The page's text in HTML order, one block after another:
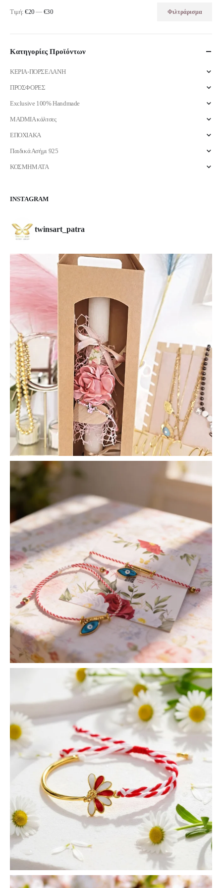
Ελάχιστη
Μέγιστη
Φιλτράρισμα
Τιμή:€20 — €30
Κατηγορίες Προϊόντων
ΚΕΡΙΑ-ΠΟΡΣΕΛΑΝΗ
ΠΡΟΣΦΟΡΕΣ
Exclusive 100% Handmade
MADMIA κάλτσες
ΕΠΟΧΙΑΚΑ
Παιδικά Ασήμι 925
ΚΟΣΜΗΜΑΤΑ
INSTAGRAM
twinsart_patra